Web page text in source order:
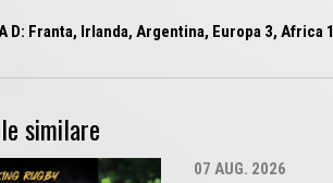
D: Franta, Irlanda, Argentina, Europa 3, Africa 1
similare
07 AUG. 2026